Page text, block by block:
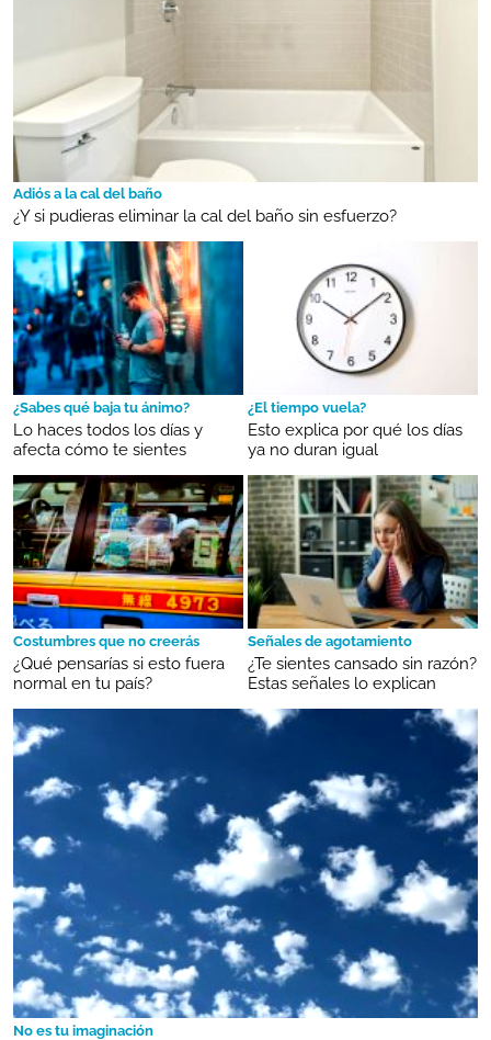
Adiós a la cal del baño
¿Y si pudieras eliminar la cal del baño sin esfuerzo?
¿Sabes qué baja tu ánimo?
Lo haces todos los días y
afecta cómo te sientes
¿El tiempo vuela?
Esto explica por qué los días
ya no duran igual
Costumbres que no creerás
¿Qué pensarías si esto fuera
normal en tu país?
Señales de agotamiento
¿Te sientes cansado sin razón?
Estas señales lo explican
No es tu imaginación